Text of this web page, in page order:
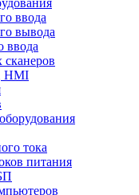
ввода
вывода
ввода
HMI
тока
питания